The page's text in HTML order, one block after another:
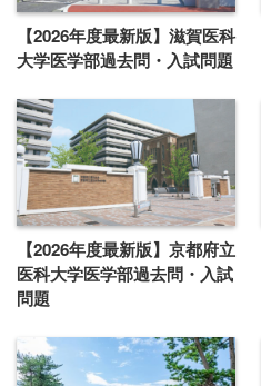
【2026年度最新版】滋賀医科
大学医学部過去問・入試問題
【2026年度最新版】京都府立
医科大学医学部過去問・入試
問題